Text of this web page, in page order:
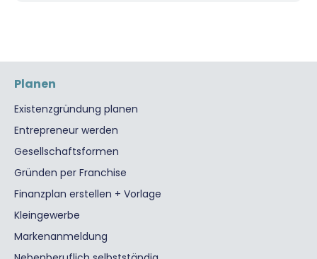
Planen
Existenzgründung planen
Entrepreneur werden
Gesellschaftsformen
Gründen per Franchise
Finanzplan erstellen + Vorlage
Kleingewerbe
Markenanmeldung